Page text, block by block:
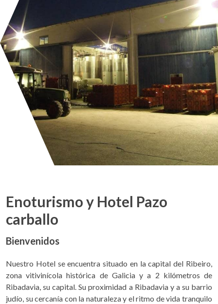
Enoturismo y Hotel Pazo
carballo
Bienvenidos
Nuestro Hotel se encuentra situado en la capital del Ribeiro,
zona vitivinícola histórica de Galicia y a 2 kilómetros de
Ribadavia, su capital. Su proximidad a Ribadavia y a su barrio
judío, su cercanía con la naturaleza y el ritmo de vida tranquilo